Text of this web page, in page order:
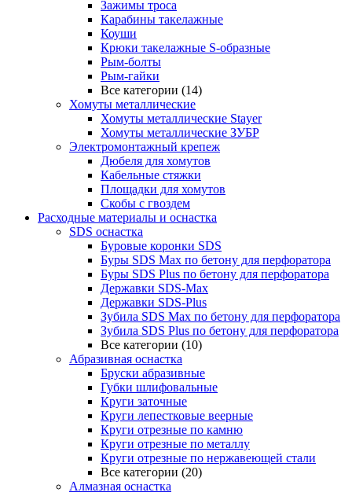
Зажимы троса
Карабины такелажные
Коуши
Крюки такелажные S-образные
Рым-болты
Рым-гайки
Все категории (14)
Хомуты металлические
Хомуты металлические Stayer
Хомуты металлические ЗУБР
Электромонтажный крепеж
Дюбеля для хомутов
Кабельные стяжки
Площадки для хомутов
Скобы с гвоздем
Расходные материалы и оснастка
SDS оснастка
Буровые коронки SDS
Буры SDS Max по бетону для перфоратора
Буры SDS Plus по бетону для перфоратора
Державки SDS-Max
Державки SDS-Plus
Зубила SDS Mах по бетону для перфоратора
Зубила SDS Plus по бетону для перфоратора
Все категории (10)
Абразивная оснастка
Бруски абразивные
Губки шлифовальные
Круги заточные
Круги лепестковые веерные
Круги отрезные по камню
Круги отрезные по металлу
Круги отрезные по нержавеющей стали
Все категории (20)
Алмазная оснастка